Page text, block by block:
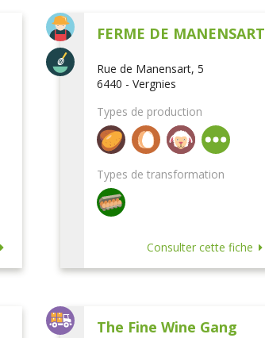
FERME DE MANENSART
Rue de Manensart, 5
6440 - Vergnies
Types de production
Types de transformation
Consulter cette fiche
The Fine Wine Gang